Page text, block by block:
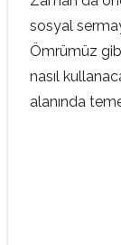
sosyal
Ömrümüz
nasıl
alanında